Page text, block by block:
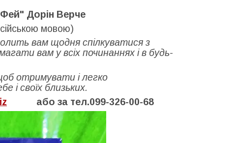
Дорін Верче
мовою)
вам щодня спілкуватися з
вам у всіх починаннях і в будь-
отримувати і легко
і своїх близьких.
або за тел.099-326-00-68